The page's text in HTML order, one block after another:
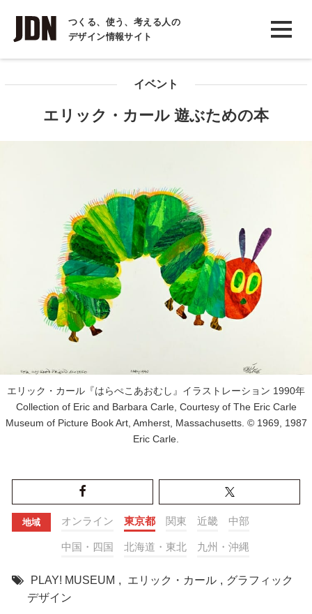
つくる、使う、考える人の
デザイン情報サイト
INTERVIEW
インタビュー
イベント
エリック・カール 遊ぶための本
エリック・カール『はらぺこあおむし』イラストレーション 1990年
Collection of Eric and Barbara Carle, Courtesy of The Eric Carle
Museum of Picture Book Art, Amherst, Massachusetts. © 1969, 1987
Eric Carle.
地域 オンライン 東京都 関東 近畿 中部
中国・四国 北海道・東北 九州・沖縄
PLAY! MUSEUM , エリック・カール , グラフィック
デザイン